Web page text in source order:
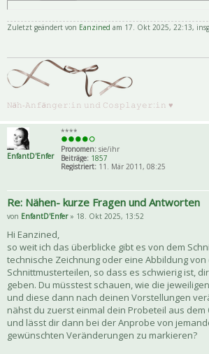
Zuletzt geändert von Eanzined am 17. Okt 2025, 22:13,
𝙽ä𝚑-𝙰𝚗𝚏ä𝚗𝚐𝚎𝚛:𝚒𝚗 𝚞𝚗𝚍 𝙲𝚘𝚜𝚙𝚕𝚊𝚢𝚎𝚛:𝚒𝚗 ♥
EnfantD'Enfer
****
Pronomen: sie/ihr
Beiträge: 1857
Registriert: 11. Mär 2011, 08:25
Re: Nähen- kurze Fragen und Antworten
von EnfantD'Enfer» 18. Okt 2025, 13:52
Hi Eanzined,
so weit ich das überblicke gibt es von dem
technische Zeichnung oder eine Abbildung von
Schnittmusterteilen, so dass es schwierig ist,
geben. Du müsstest schauen, wie die
und diese dann nach deinen Vorstellungen
nähst du zuerst einmal dein Probeteil aus
und lässt dir dann bei der Anprobe von
gewünschten Veränderungen zu markieren?